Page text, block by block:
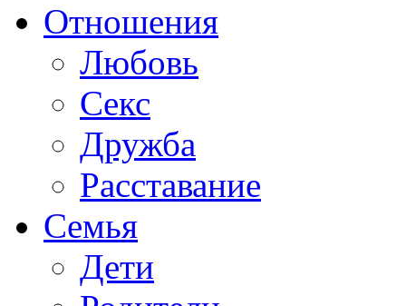
Отношения
Любовь
Секс
Дружба
Расставание
Семья
Дети